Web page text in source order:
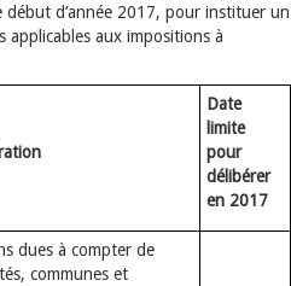
d’année 2017, pour instituer un
applicables aux impositions à
Date
limite
pour
délibérer
en 2017
dues à compter de
communes et